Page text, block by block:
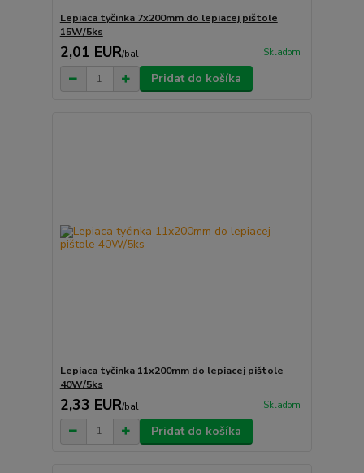
Lepiaca tyčinka 7x200mm do lepiacej pištole
15W/5ks
2,01 EUR/bal Skladom
Pridať do košíka
Lepiaca tyčinka 11x200mm do lepiacej pištole
40W/5ks
2,33 EUR/bal Skladom
Pridať do košíka